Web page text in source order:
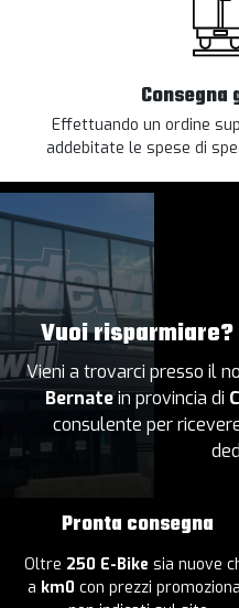
Effettuando un ordine
addebitate le spese di
Vuoi
Vieni a trovarci presso il
Bernatein provincia di
consulente per
Pronta consegna
Oltre 250 E-Bike sia nuove
a km0 con prezzi